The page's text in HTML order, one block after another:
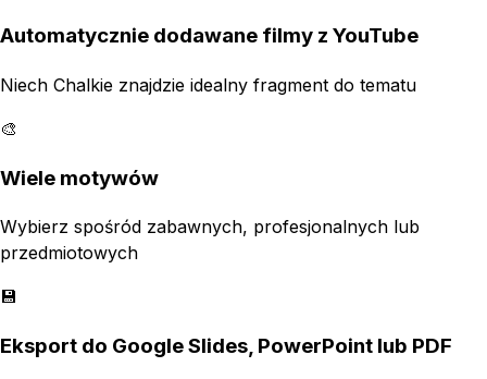
Automatycznie dodawane filmy z YouTube
Niech Chalkie znajdzie idealny fragment do tematu
🎨
Wiele motywów
Wybierz spośród zabawnych, profesjonalnych lub
przedmiotowych
💾
Eksport do Google Slides, PowerPoint lub PDF